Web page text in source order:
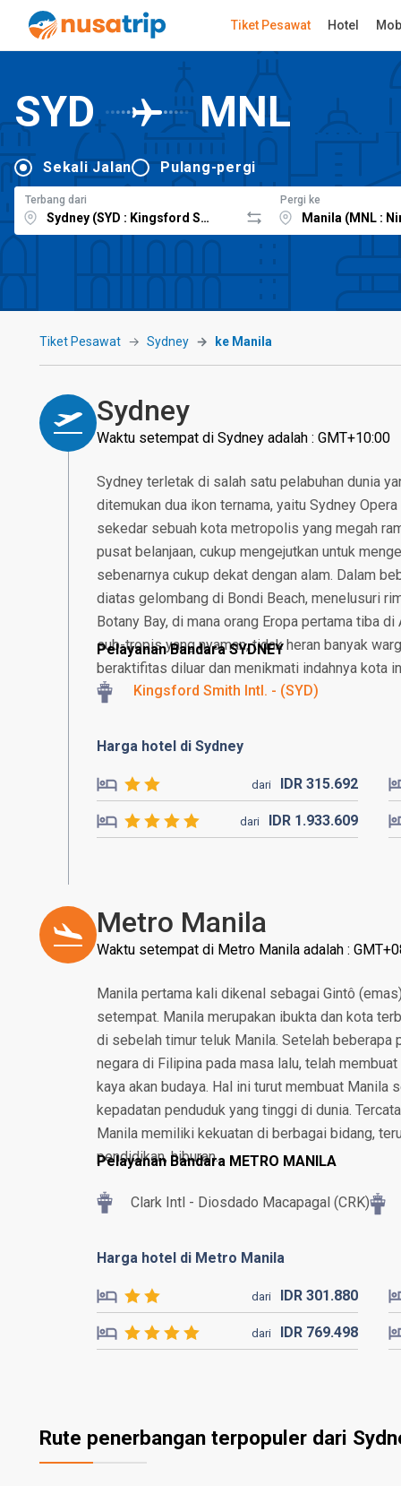
Tiket Pesawat Hotel
SYD MNL
Sekali Jalan Pulang-pergi
Terbang dari Pergi ke
Tiket Pesawat Sydney ke Manila
Sydney
Waktu setempat di Sydney adalah : GMT+10:00
Sydney terletak di salah satu pelabuhan dunia
ditemukan dua ikon ternama, yaitu Sydney
sekedar sebuah kota metropolis yang megah
pusat belanjaan, cukup mengejutkan untuk
sebenarnya cukup dekat dengan alam. Dalam
diatas gelombang di Bondi Beach, menelusuri
Botany Bay, di mana orang Eropa pertama tiba
sub-tropis yang nyaman, tidak heran banyak
beraktifitas diluar dan menikmati indahnya kota
Pelayanan Bandara SYDNEY
Kingsford Smith Intl. - (SYD)
Harga hotel di Sydney
dari IDR 315.692
dari IDR 1.933.609
Metro Manila
Waktu setempat di Metro Manila adalah :
Manila pertama kali dikenal sebagai Gintô
setempat. Manila merupakan ibukta dan kota
di sebelah timur teluk Manila. Setelah beberapa
negara di Filipina pada masa lalu, telah
kaya akan budaya. Hal ini turut membuat Manila
kepadatan penduduk yang tinggi di dunia.
Manila memiliki kekuatan di berbagai bidang,
pendidikan, hiburan.
Pelayanan Bandara METRO MANILA
Clark Intl - Diosdado Macapagal (CRK)
Harga hotel di Metro Manila
dari IDR 301.880
dari IDR 769.498
Rute penerbangan terpopuler dari